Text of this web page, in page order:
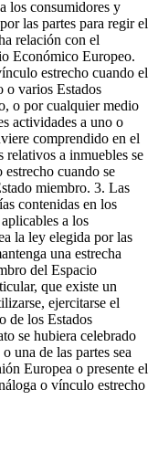
los consumidores y
las partes para regir el
relación con el
Económico Europeo.
estrecho cuando el
o varios Estados
o por cualquier medio
actividades a uno o
comprendido en el
relativos a inmuebles se
cuando se
miembro. 3. Las
contenidas en los
a los
la ley elegida por las
una estrecha
del Espacio
que existe un
ejercitarse el
de los Estados
se hubiera celebrado
una de las partes sea
Europea o presente el
o vínculo estrecho